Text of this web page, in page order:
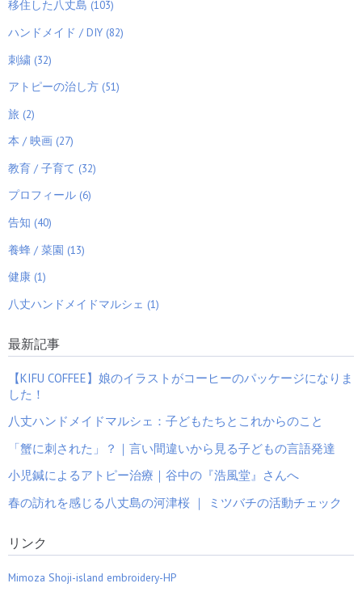
移住した八丈島 (103)
ハンドメイド / DIY (82)
刺繍 (32)
アトピーの治し方 (51)
旅 (2)
本 / 映画 (27)
教育 / 子育て (32)
プロフィール (6)
告知 (40)
養蜂 / 菜園 (13)
健康 (1)
八丈ハンドメイドマルシェ (1)
最新記事
【KIFU COFFEE】娘のイラストがコーヒーのパッケージになりま
した！
八丈ハンドメイドマルシェ：子どもたちとこれからのこと
「蟹に刺された」？｜言い間違いから見る子どもの言語発達
小児鍼によるアトピー治療｜谷中の『浩風堂』さんへ
春の訪れを感じる八丈島の河津桜 ｜ ミツバチの活動チェック
リンク
Mimoza Shoji-island embroidery-HP